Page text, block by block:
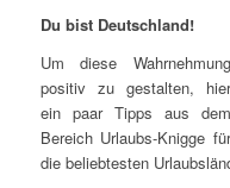
Du bist Deutschland!
Um diese Wahrnehmung
positiv zu gestalten,
ein paar Tipps aus dem
Bereich Urlaubs-Knigge
die beliebtesten